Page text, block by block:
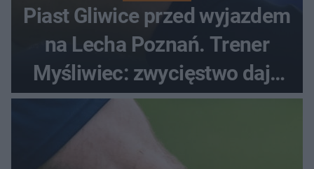
Piast Gliwice przed wyjazdem
na Lecha Poznań. Trener
Myśliwiec: zwycięstwo daje
satysfakcję